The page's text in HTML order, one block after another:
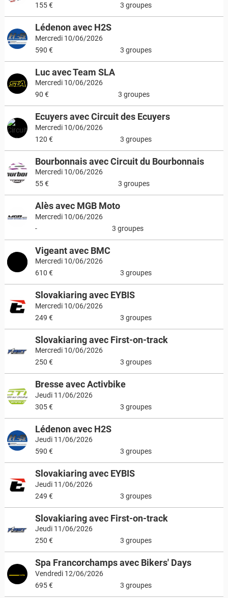
155 €
3 groupes
Lédenon avec H2S
Mercredi 10/06/2026
590 €
3 groupes
Luc avec Team SLA
Mercredi 10/06/2026
90 €
3 groupes
Ecuyers avec Circuit des Ecuyers
Mercredi 10/06/2026
120 €
3 groupes
Bourbonnais avec Circuit du Bourbonnais
Mercredi 10/06/2026
55 €
3 groupes
Alès avec MGB Moto
Mercredi 10/06/2026
-
3 groupes
Vigeant avec BMC
Mercredi 10/06/2026
610 €
3 groupes
Slovakiaring avec EYBIS
Mercredi 10/06/2026
249 €
3 groupes
Slovakiaring avec First-on-track
Mercredi 10/06/2026
250 €
3 groupes
Bresse avec Activbike
Jeudi 11/06/2026
305 €
3 groupes
Lédenon avec H2S
Jeudi 11/06/2026
590 €
3 groupes
Slovakiaring avec EYBIS
Jeudi 11/06/2026
249 €
3 groupes
Slovakiaring avec First-on-track
Jeudi 11/06/2026
250 €
3 groupes
Spa Francorchamps avec Bikers' Days
Vendredi 12/06/2026
695 €
3 groupes